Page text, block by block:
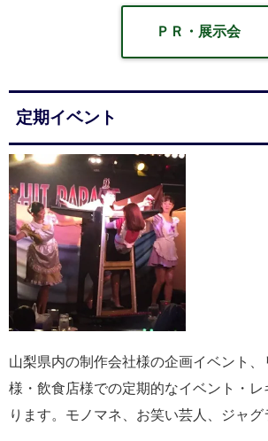
ＰＲ・展示会
定期イベント
山梨県内の制作会社様の企画イベント
様・飲食店様での定期的なイベント・レ
ります。モノマネ、お笑い芸人、ジャ